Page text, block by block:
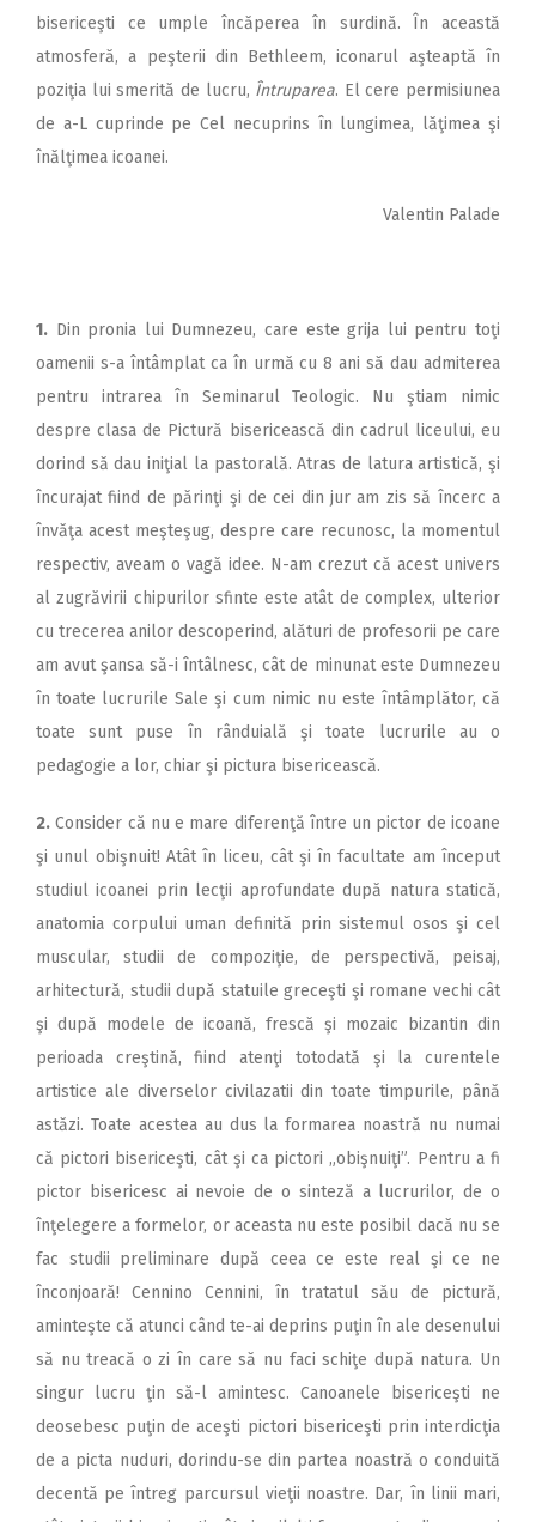
bisericeşti ce umple încăperea în surdină. În această
atmosferă, a peşterii din Bethleem, iconarul aşteaptă în
poziţia lui smerită de lucru, Întruparea. El cere permisiunea
de a-L cuprinde pe Cel necuprins în lungimea, lăţimea şi
înălţimea icoanei.
Valentin Palade
1. Din pronia lui Dumnezeu, care este grija lui pentru toţi
oamenii s-a întâmplat ca în urmă cu 8 ani să dau admiterea
pentru intrarea în Seminarul Teologic. Nu ştiam nimic
despre clasa de Pictură bisericească din cadrul liceului, eu
dorind să dau iniţial la pastorală. Atras de latura artistică, şi
încurajat fiind de părinţi şi de cei din jur am zis să încerc a
învăţa acest meşteşug, despre care recunosc, la momentul
respectiv, aveam o vagă idee. N-am crezut că acest univers
al zugrăvirii chipurilor sfinte este atât de complex, ulterior
cu trecerea anilor descoperind, alături de profesorii pe care
am avut şansa să-i întâlnesc, cât de minunat este Dumnezeu
în toate lucrurile Sale şi cum nimic nu este întâmplător, că
toate sunt puse în rânduială şi toate lucrurile au o
pedagogie a lor, chiar şi pictura bisericească.
2. Consider că nu e mare diferenţă între un pictor de icoane
şi unul obişnuit! Atât în liceu, cât şi în facultate am început
studiul icoanei prin lecţii aprofundate după natura statică,
anatomia corpului uman definită prin sistemul osos şi cel
muscular, studii de compoziţie, de perspectivă, peisaj,
arhitectură, studii după statuile greceşti şi romane vechi cât
şi după modele de icoană, frescă şi mozaic bizantin din
perioada creştină, fiind atenţi totodată şi la curentele
artistice ale diverselor civilazatii din toate timpurile, până
astăzi. Toate acestea au dus la formarea noastră nu numai
că pictori bisericeşti, cât şi ca pictori „obişnuiţi”. Pentru a fi
pictor bisericesc ai nevoie de o sinteză a lucrurilor, de o
înţelegere a formelor, or aceasta nu este posibil dacă nu se
fac studii preliminare după ceea ce este real şi ce ne
înconjoară! Cennino Cennini, în tratatul său de pictură,
aminteşte că atunci când te-ai deprins puţin în ale desenului
să nu treacă o zi în care să nu faci schiţe după natura. Un
singur lucru ţin să-l amintesc. Canoanele bisericeşti ne
deosebesc puţin de aceşti pictori bisericeşti prin interdicţia
de a picta nuduri, dorindu-se din partea noastră o conduită
decentă pe întreg parcursul vieţii noastre. Dar, în linii mari,